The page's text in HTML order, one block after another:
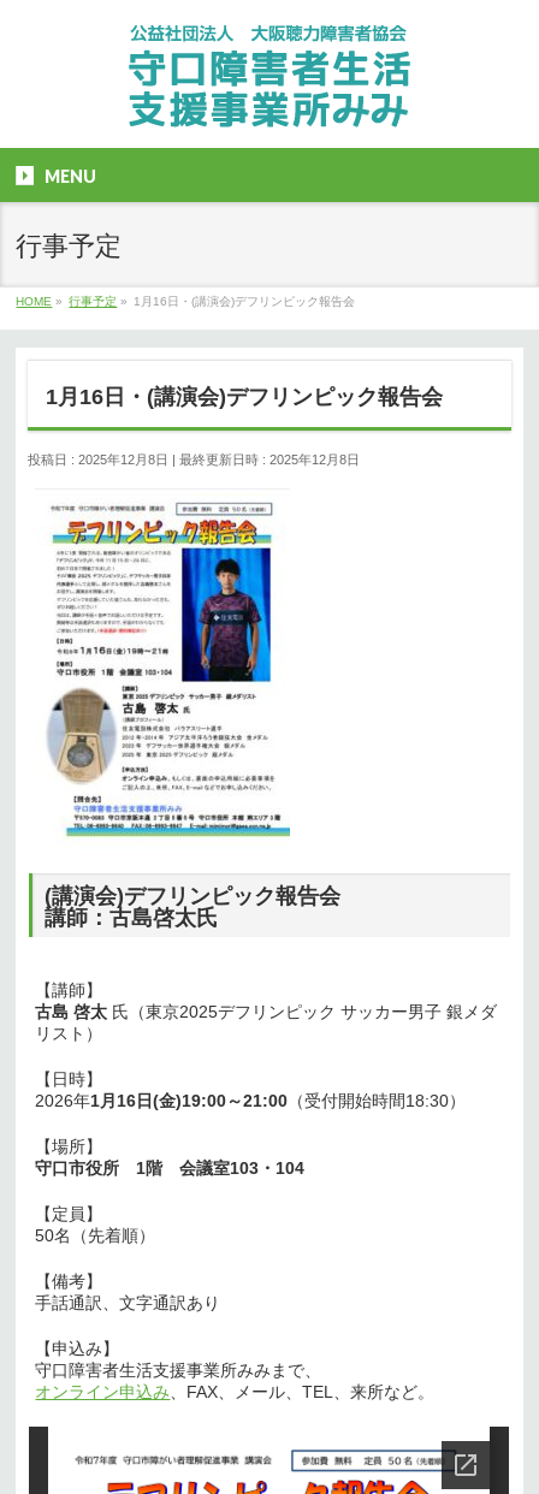
MENU
行事予定
HOME » 行事予定 » 1月16日・(講演会)デフリンピック報告会
1月16日・(講演会)デフリンピック報告会
投稿日 : 2025年12月8日 最終更新日時 : 2025年12月8日
(講演会)デフリンピック報告会
講師：古島啓太氏
【講師】
古島 啓太 氏（東京2025デフリンピック サッカー男子 銀メダ
リスト）
【日時】
2026年1月16日(金)19:00～21:00 （受付開始時間18:30）
【場所】
守口市役所 1階 会議室103・104
【定員】
50名（先着順）
【備考】
手話通訳、文字通訳あり
【申込み】
守口障害者生活支援事業所みみまで、
オンライン申込み 、FAX、メール、TEL、来所など。